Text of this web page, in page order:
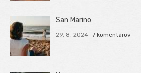
San Marino
29. 8. 2024 7 komentárov